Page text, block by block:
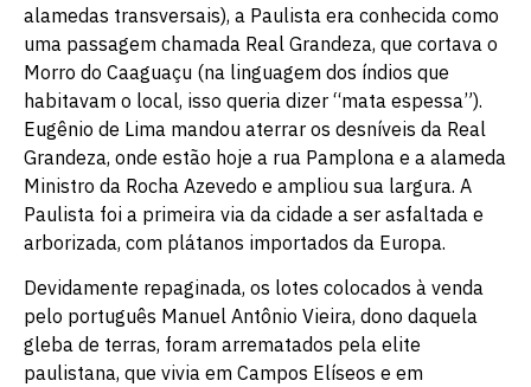
alamedas transversais), a Paulista era conhecida como
uma passagem chamada Real Grandeza, que cortava o
Morro do Caaguaçu (na linguagem dos índios que
habitavam o local, isso queria dizer “mata espessa”).
Eugênio de Lima mandou aterrar os desníveis da Real
Grandeza, onde estão hoje a rua Pamplona e a alameda
Ministro da Rocha Azevedo e ampliou sua largura. A
Paulista foi a primeira via da cidade a ser asfaltada e
arborizada, com plátanos importados da Europa.
Devidamente repaginada, os lotes colocados à venda
pelo português Manuel Antônio Vieira, dono daquela
gleba de terras, foram arrematados pela elite
paulistana, que vivia em Campos Elíseos e em